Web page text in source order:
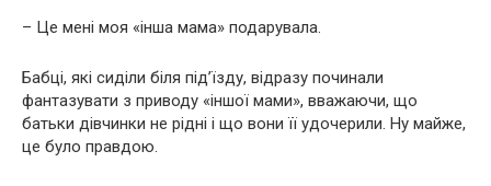
– Це мені моя «інша мама» подарувала.
Бабці, які сиділи біля під’їзду, відразу починали
фантазувати з приводу «іншої мами», вважаючи, що
батьки дівчинки не рідні і що вони її удочерили. Ну майже,
це було правдою.